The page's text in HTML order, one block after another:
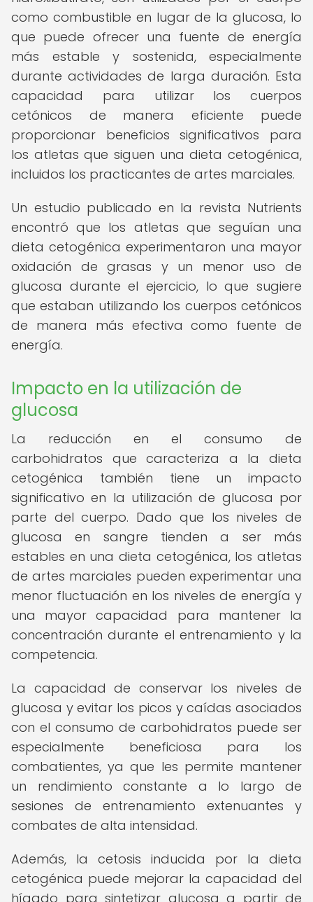
como combustible en lugar de la glucosa, lo
que puede ofrecer una fuente de energía
más estable y sostenida, especialmente
durante actividades de larga duración. Esta
capacidad para utilizar los cuerpos
cetónicos de manera eficiente puede
proporcionar beneficios significativos para
los atletas que siguen una dieta cetogénica,
incluidos los practicantes de artes marciales.
Un estudio publicado en la revista Nutrients
encontró que los atletas que seguían una
dieta cetogénica experimentaron una mayor
oxidación de grasas y un menor uso de
glucosa durante el ejercicio, lo que sugiere
que estaban utilizando los cuerpos cetónicos
de manera más efectiva como fuente de
energía.
Impacto en la utilización de
glucosa
La reducción en el consumo de
carbohidratos que caracteriza a la dieta
cetogénica también tiene un impacto
significativo en la utilización de glucosa por
parte del cuerpo. Dado que los niveles de
glucosa en sangre tienden a ser más
estables en una dieta cetogénica, los atletas
de artes marciales pueden experimentar una
menor fluctuación en los niveles de energía y
una mayor capacidad para mantener la
concentración durante el entrenamiento y la
competencia.
La capacidad de conservar los niveles de
glucosa y evitar los picos y caídas asociados
con el consumo de carbohidratos puede ser
especialmente beneficiosa para los
combatientes, ya que les permite mantener
un rendimiento constante a lo largo de
sesiones de entrenamiento extenuantes y
combates de alta intensidad.
Además, la cetosis inducida por la dieta
cetogénica puede mejorar la capacidad del
hígado para sintetizar glucosa a partir de